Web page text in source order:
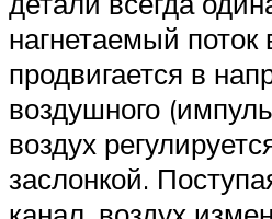
нагнетаемый поток
продвигается в
воздушного
воздух
заслонкой.